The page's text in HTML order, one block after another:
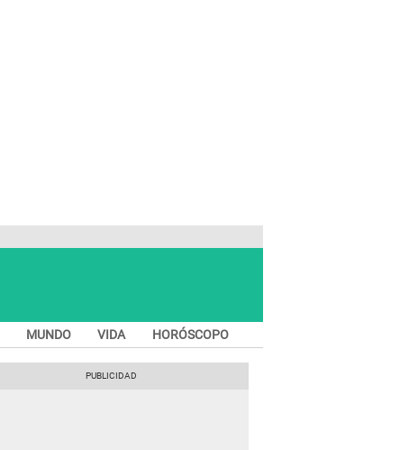
MUNDO VIDA HORÓSCOPO